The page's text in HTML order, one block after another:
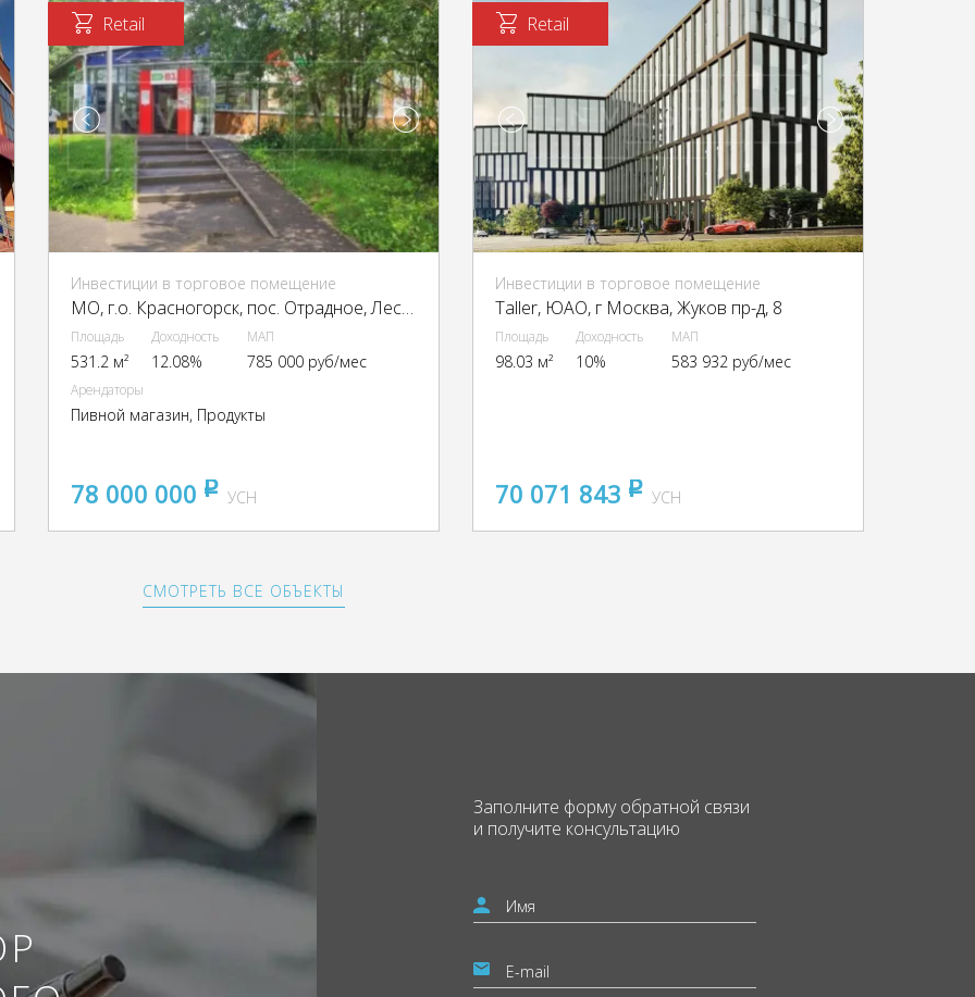
Retail
Инвестиции в торговое помещение
МО, г.о. Красногорск, пос. Отрадное, Лесная ул., 17А
Площадь
531.2 м²
Доходность
12.08%
МАП
785 000 руб/мес
Арендаторы
Пивной магазин, Продукты
78 000 000 pуб
УСН
Retail
Инвестиции в торговое помещение
Taller, ЮАО, г Москва, Жуков пр-д, 8
Площадь
98.03 м²
Доходность
10%
МАП
583 932 руб/мес
70 071 843 pуб
УСН
СМОТРЕТЬ ВСЕ ОБЪЕКТЫ
Заполните формуобратной связи
и получите консультацию